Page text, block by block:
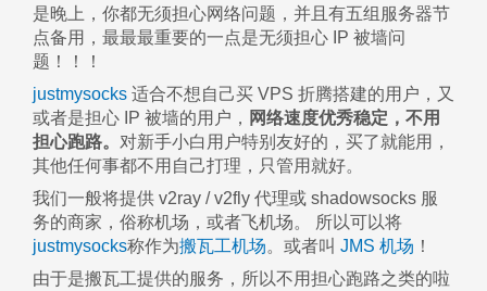
是晚上，你都无须担心网络问题，并且有五组服务器节
点备用，最最最重要的一点是无须担心 IP 被墙问
题！！！
justmysocks 适合不想自己买 VPS 折腾搭建的用户，又
或者是担心 IP 被墙的用户， 网络速度优秀稳定，不用
担心跑路。 对新手小白用户特别友好的，买了就能用，
其他任何事都不用自己打理，只管用就好。
我们一般将提供 v2ray / v2fly 代理或 shadowsocks 服
务的商家，俗称机场，或者飞机场。 所以可以将
justmysocks称作为搬瓦工机场。或者叫 JMS 机场 ！
由于是搬瓦工提供的服务，所以不用担心跑路之类的啦